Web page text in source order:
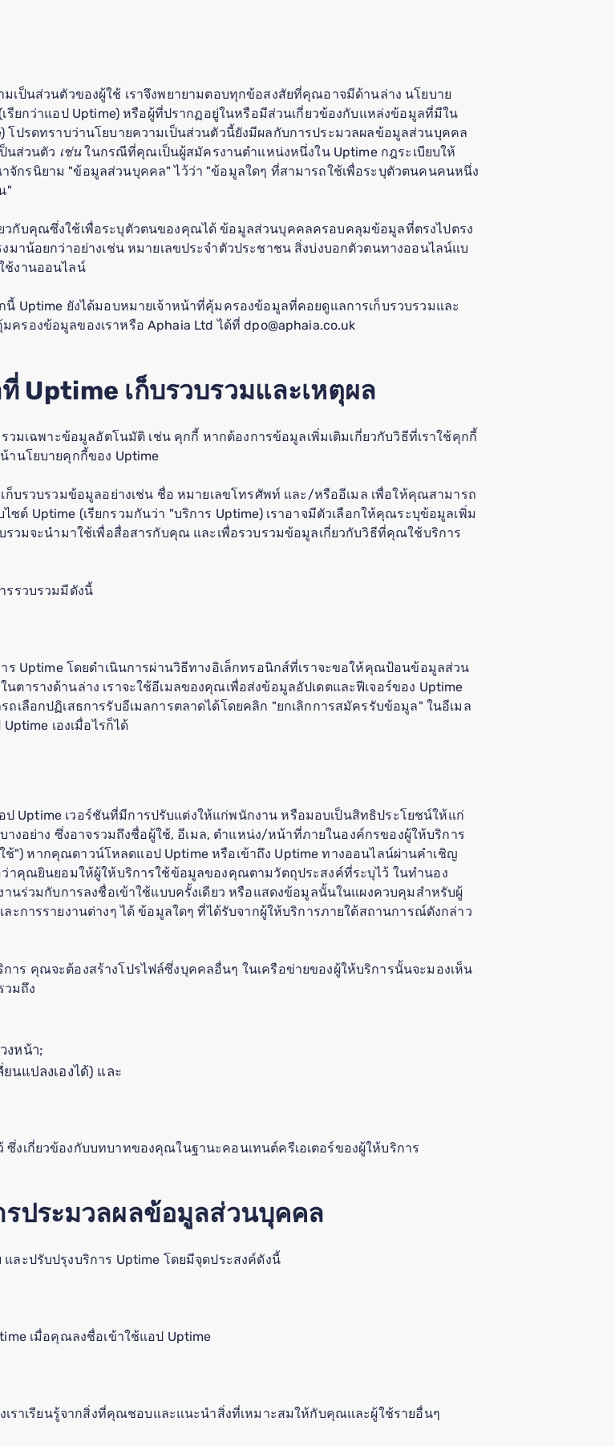
เป็นส่วนตัวของผู้ใช้ เราจึงพยายามตอบทุกข้อสงสัยที่คุณอาจมีด้านล่าง นโยบาย
ยกว่าแอป Uptime) หรือผู้ที่ปรากฏอยู่ในหรือมีส่วนเกี่ยวข้องกับแหล่งข้อมูลที่มีใน
โปรดทราบว่านโยบายความเป็นส่วนตัวนี้ยังมีผลกับการประมวลผลข้อมูลส่วนบุคคล
นส่วนตัว เช่น ในกรณีที่คุณเป็นผู้สมัครงานตำแหน่งหนึ่งใน Uptime กฎระเบียบให้
กรนิยาม "ข้อมูลส่วนบุคคล" ไว้ว่า "ข้อมูลใดๆ ที่สามารถใช้เพื่อระบุตัวตนคนคนหนึ่ง
"
กับคุณซึ่งใช้เพื่อระบุตัวตนของคุณได้ ข้อมูลส่วนบุคคลครอบคลุมข้อมูลที่ตรงไปตรง
าน้อยกว่าอย่างเช่น หมายเลขประจำตัวประชาชน สิ่งบ่งบอกตัวตนทางออนไลน์แบ
ช้งานออนไลน์
Uptime ยังได้มอบหมายเจ้าหน้าที่คุ้มครองข้อมูลที่คอยดูแลการเก็บรวบรวมและ
องข้อมูลของเราหรือ Aphaia Ltd ได้ที่ dpo@aphaia.co.uk
Uptime เก็บรวบรวมและเหตุผล
วมเฉพาะข้อมูลอัตโนมัติ เช่น คุกกี้ หากต้องการข้อมูลเพิ่มเติมเกี่ยวกับวิธีที่เราใช้คุกกี้
านโยบายคุกกี้ของ Uptime
บรวบรวมข้อมูลอย่างเช่น ชื่อ หมายเลขโทรศัพท์ และ/หรืออีเมล เพื่อให้คุณสามารถ
ซต์ Uptime (เรียกรวมกันว่า "บริการ Uptime) เราอาจมีตัวเลือกให้คุณระบุข้อมูลเพิ่ม
รวมจะนำมาใช้เพื่อสื่อสารกับคุณ และเพื่อรวบรวมข้อมูลเกี่ยวกับวิธีที่คุณใช้บริการ
รรวบรวมมีดังนี้
ร Uptime โดยดำเนินการผ่านวิธีทางอิเล็กทรอนิกส์ที่เราจะขอให้คุณป้อนข้อมูลส่วน
ารางด้านล่าง เราจะใช้อีเมลของคุณเพื่อส่งข้อมูลอัปเดตและฟีเจอร์ของ Uptime
เลือกปฏิเสธการรับอีเมลการตลาดได้โดยคลิก "ยกเลิกการสมัครรับข้อมูล" ในอีเมล
เองเมื่อไรก็ได้
Uptime เวอร์ชันที่มีการปรับแต่งให้แก่พนักงาน หรือมอบเป็นสิทธิประโยชน์ให้แก่
งอย่าง ซึ่งอาจรวมถึงชื่อผู้ใช้, อีเมล, ตำแหน่ง/หน้าที่ภายในองค์กรของผู้ให้บริการ
") หากคุณดาวน์โหลดแอป Uptime หรือเข้าถึง Uptime ทางออนไลน์ผ่านคำเชิญ
าคุณยินยอมให้ผู้ให้บริการใช้ข้อมูลของคุณตามวัตถุประสงค์ที่ระบุไว้ ในทำนอง
านร่วมกับการลงชื่อเข้าใช้แบบครั้งเดียว หรือแสดงข้อมูลนั้นในแผงควบคุมสำหรับผู้
ะการรายงานต่างๆ ได้ ข้อมูลใดๆ ที่ได้รับจากผู้ให้บริการภายใต้สถานการณ์ดังกล่าว
ร คุณจะต้องสร้างโปรไฟล์ซึ่งบุคคลอื่นๆ ในเครือข่ายของผู้ให้บริการนั้นจะมองเห็น
มถึง
งหน้า;
นแปลงเองได้) และ
เกี่ยวข้องกับบทบาทของคุณในฐานะคอนเทนต์ครีเอเตอร์ของผู้ให้บริการ
ประมวลผลข้อมูลส่วนบุคคล
ละปรับปรุงบริการ Uptime โดยมีจุดประสงค์ดังนี้
เมื่อคุณลงชื่อเข้าใช้แอป Uptime
เราเรียนรู้จากสิ่งที่คุณชอบและแนะนำสิ่งที่เหมาะสมให้กับคุณและผู้ใช้รายอื่นๆ